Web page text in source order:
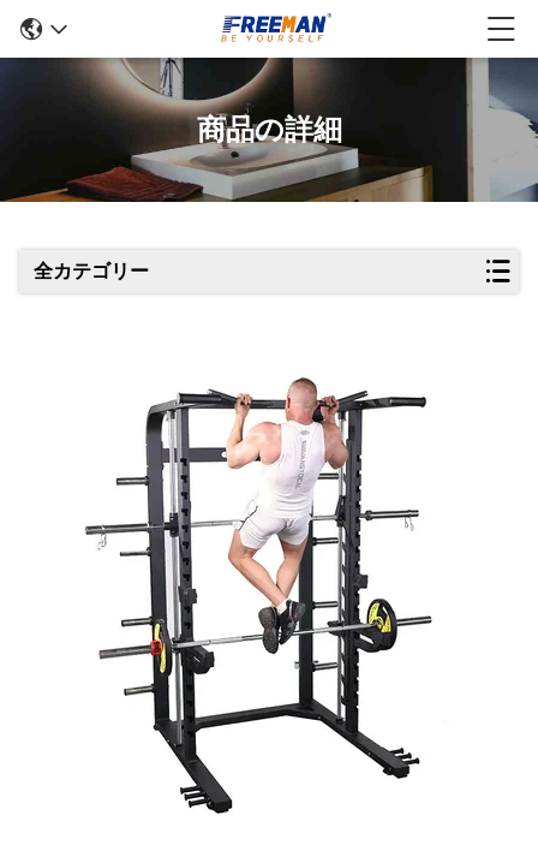
商品の詳細
全カテゴリー